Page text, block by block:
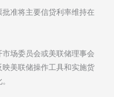
准将主要信贷利率维持在
场委员会或美联储理事会
美联储操作工具和实施货